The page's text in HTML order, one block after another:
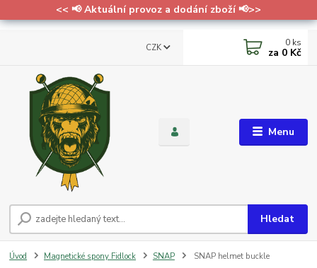
<< 📢 Aktuální provoz a dodání zboží 📢>>
Menu
CZK
Hledat
0 ks
za 0 Kč
Úvod Magnetické spony Fidlock SNAP SNAP helmet buckle